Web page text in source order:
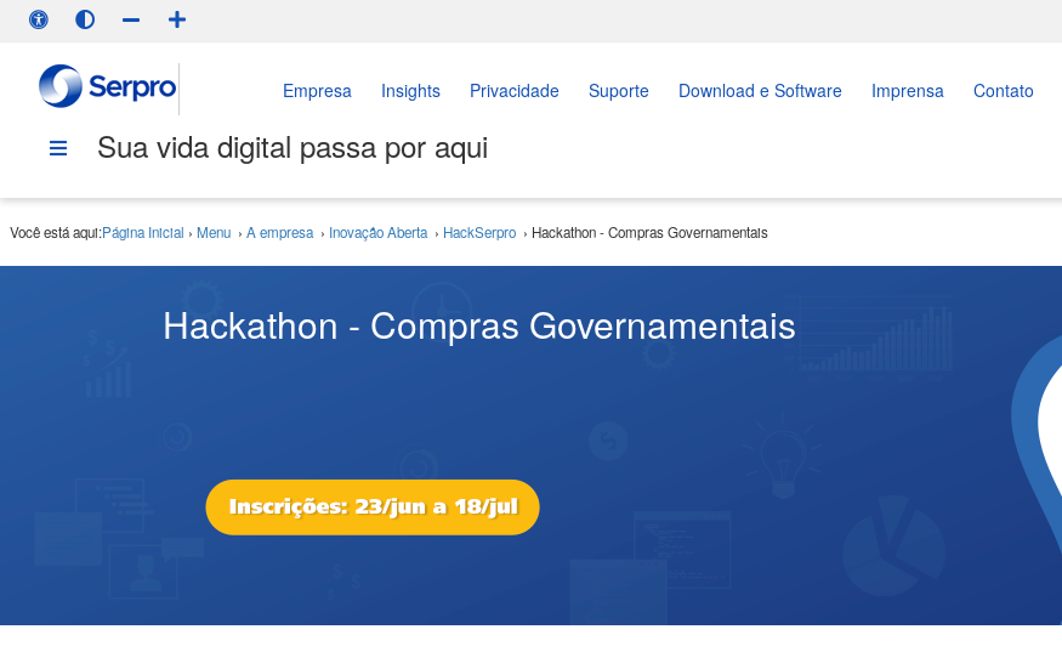
Empresa Insights Privacidade Suporte Download e Software Imprensa Contato
Sua vida digital passa por aqui
Você está aqui:Página Inicial › Menu › A empresa › Inovação Aberta › HackSerpro › Hackathon - Compras Governamentais
Hackathon - Compras Governamentais